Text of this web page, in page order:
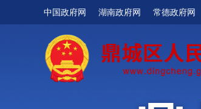
中国政府网 湖南政府网 常德政府网